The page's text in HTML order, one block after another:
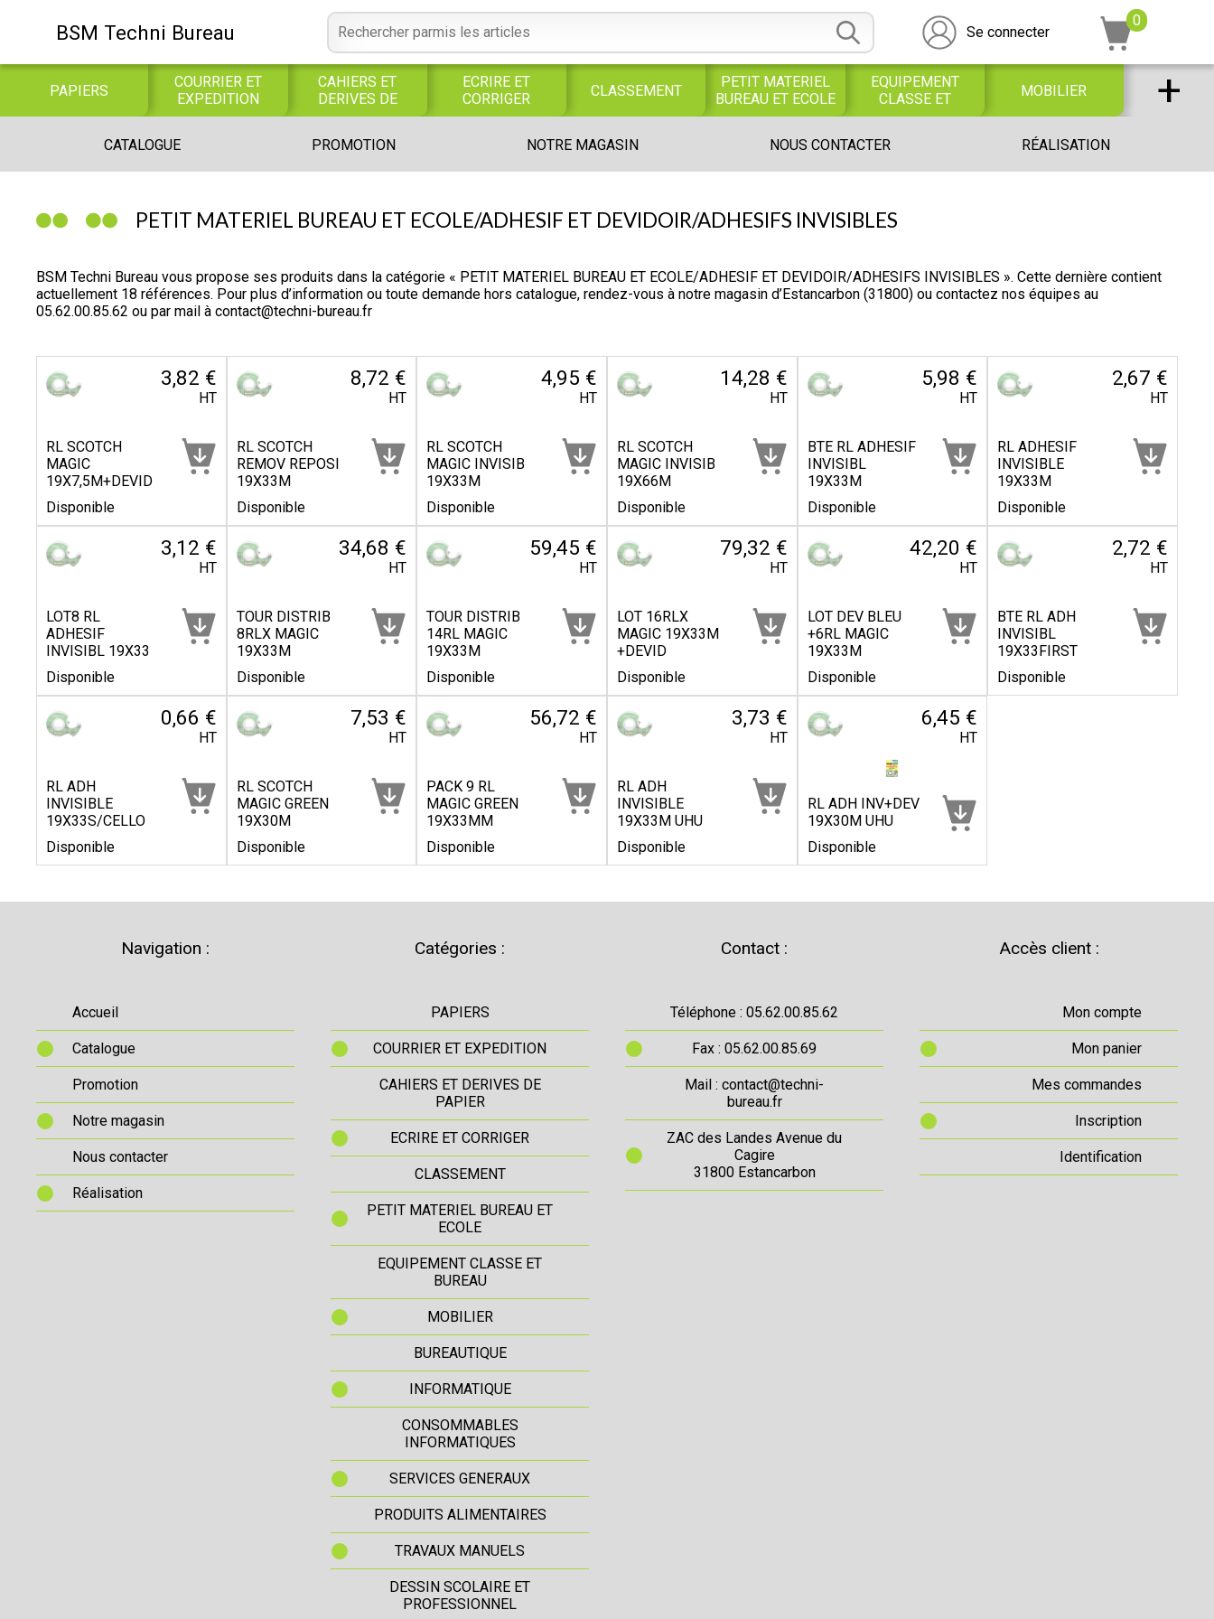
BSM Techni Bureau Se connecter
0
PAPIERS
COURRIER ET
EXPEDITION
CAHIERS ET
DERIVES DE
PAPIER
ECRIRE ET
CORRIGER
CLASSEMENT
PETIT MATERIEL
BUREAU ET ECOLE
EQUIPEMENT
CLASSE ET
BUREAU
MOBILIER
BUREAUTIQUE INFORMATIQUE
INFORMATIQUES
ALIMENTAIRES
MANUELS
PROFESSIONNEL
UNIVERS PETITE
ENFANCE
+
CATALOGUE PROMOTION NOTRE MAGASIN NOUS CONTACTER RÉALISATION
PETIT MATERIEL BUREAU ET ECOLE/ADHESIF ET DEVIDOIR/ADHESIFS INVISIBLES
BSM Techni Bureau vous propose ses produits dans la catégorie « PETIT MATERIEL BUREAU ET ECOLE/ADHESIF ET DEVIDOIR/ADHESIFS INVISIBLES ». Cette dernière contient
actuellement 18 références. Pour plus d’information ou toute demande hors catalogue, rendez-vous à notre magasin d’Estancarbon (31800) ou contactez nos équipes au
05.62.00.85.62 ou par mail à contact@techni-bureau.fr
3,82 €
HT
RL SCOTCH
MAGIC
19X7,5M+DEVID
Disponible
8,72 €
HT
RL SCOTCH
REMOV REPOSI
19X33M
Disponible
4,95 €
HT
RL SCOTCH
MAGIC INVISIB
19X33M
Disponible
14,28 €
HT
RL SCOTCH
MAGIC INVISIB
19X66M
Disponible
5,98 €
HT
BTE RL ADHESIF
INVISIBL
19X33M
Disponible
2,67 €
HT
RL ADHESIF
INVISIBLE
19X33M
Disponible
3,12 €
HT
LOT8 RL
ADHESIF
INVISIBL 19X33
Disponible
34,68 €
HT
TOUR DISTRIB
8RLX MAGIC
19X33M
Disponible
59,45 €
HT
TOUR DISTRIB
14RL MAGIC
19X33M
Disponible
79,32 €
HT
LOT 16RLX
MAGIC 19X33M
+DEVID
Disponible
42,20 €
HT
LOT DEV BLEU
+6RL MAGIC
19X33M
Disponible
2,72 €
HT
BTE RL ADH
INVISIBL
19X33FIRST
Disponible
0,66 €
HT
RL ADH
INVISIBLE
19X33S/CELLO
Disponible
7,53 €
HT
RL SCOTCH
MAGIC GREEN
19X30M
Disponible
56,72 €
HT
PACK 9 RL
MAGIC GREEN
19X33MM
Disponible
3,73 €
HT
RL ADH
INVISIBLE
19X33M UHU
Disponible
6,45 €
HT
RL ADH INV+DEV
19X30M UHU
Disponible
Navigation :
Accueil
Catalogue
Promotion
Notre magasin
Nous contacter
Réalisation
Catégories :
PAPIERS
COURRIER ET EXPEDITION
CAHIERS ET DERIVES DE
PAPIER
ECRIRE ET CORRIGER
CLASSEMENT
PETIT MATERIEL BUREAU ET
ECOLE
EQUIPEMENT CLASSE ET
BUREAU
MOBILIER
BUREAUTIQUE
INFORMATIQUE
CONSOMMABLES
INFORMATIQUES
SERVICES GENERAUX
PRODUITS ALIMENTAIRES
TRAVAUX MANUELS
DESSIN SCOLAIRE ET
PROFESSIONNEL
Contact :
Téléphone : 05.62.00.85.62
Fax : 05.62.00.85.69
Mail : contact@techni-
bureau.fr
ZAC des Landes Avenue du
Cagire
31800 Estancarbon
Accès client :
Mon compte
Mon panier
Mes commandes
Inscription
Identification